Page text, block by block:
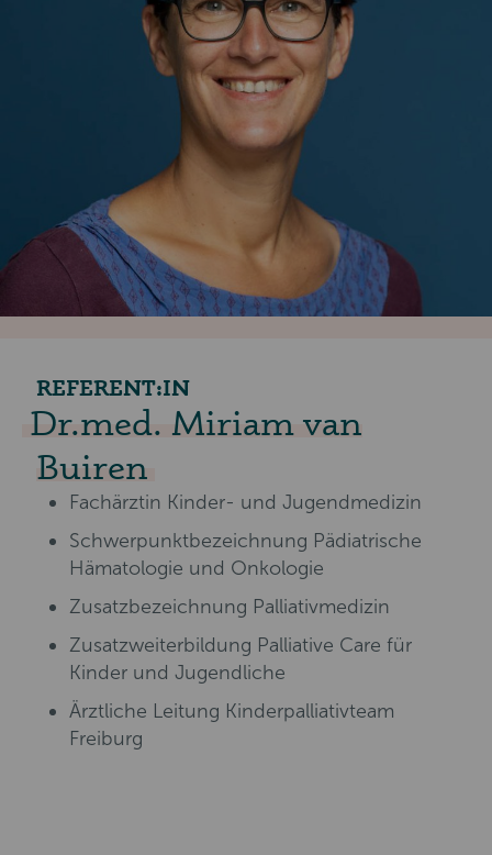
REFERENT:IN
Dr.med. Miriam van
Buiren
Fachärztin Kinder- und Jugendmedizin
Schwerpunktbezeichnung Pädiatrische
Hämatologie und Onkologie
Zusatzbezeichnung Palliativmedizin
Zusatzweiterbildung Palliative Care für
Kinder und Jugendliche
Ärztliche Leitung Kinderpalliativteam
Freiburg